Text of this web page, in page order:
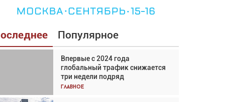
Популярное
Впервые с 2024 года
глобальный трафик снижается
три недели подряд
Главное
Взгляд с высоты: тандем
вертолётов и БПЛА в
спасательных операциях
Главное